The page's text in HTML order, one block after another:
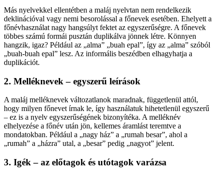
Más nyelvekkel ellentétben a maláj nyelvtan nem rendelkezik
deklinációval vagy nemi besorolással a főnevek esetében. Ehelyett a
főnévhasználat nagy hangsúlyt fektet az egyszerűségre. A főnevek
többes számú formái pusztán duplikálva jönnek létre. Könnyen
hangzik, igaz? Például az „alma” „buah epal”, így az „alma” szóból
„buah-buah epal” lesz. Az informális beszédben elhagyhatja a
duplikációt.
2. Melléknevek – egyszerű leírások
A maláj melléknevek változatlanok maradnak, függetlenül attól,
hogy milyen főnevet írnak le, így használatuk hihetetlenül egyszerű
– ez is a nyelv egyszerűségének bizonyítéka. A melléknév
elhelyezése a főnév után jön, kellemes áramlást teremtve a
mondatokban. Például a „nagy ház” a „rumah besar”, ahol a
„rumah” a „házra” utal, a „besar” pedig „nagyot” jelent.
3. Igék – az előtagok és utótagok varázsa